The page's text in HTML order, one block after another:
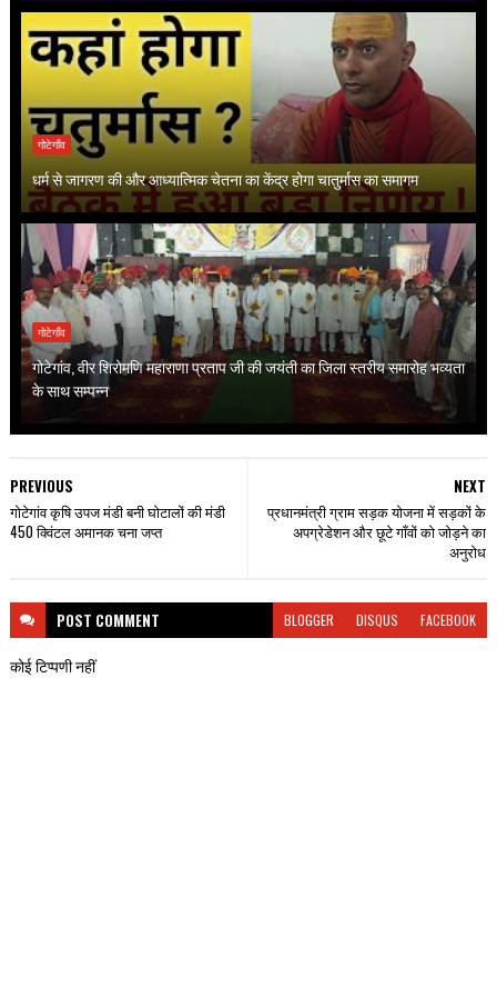
गोटेगाँव
धर्म से जागरण की और आध्यात्मिक चेतना का केंद्र होगा चातुर्मास का समागम
गोटेगाँव
गोटेगांव, वीर शिरोमणि महाराणा प्रताप जी की जयंती का जिला स्तरीय समारोह भव्यता
के साथ सम्पन्न
NEXT
प्रधानमंत्री ग्राम सड़क योजना में सड़कों के
अपग्रेडेशन और छूटे गाँवों को जोड़ने का
अनुरोध
PREVIOUS
गोटेगांव कृषि उपज मंडी बनी घोटालों की मंडी
450 क्विंटल अमानक चना जप्त
POST COMMENT BLOGGER DISQUS FACEBOOK
कोई टिप्पणी नहीं